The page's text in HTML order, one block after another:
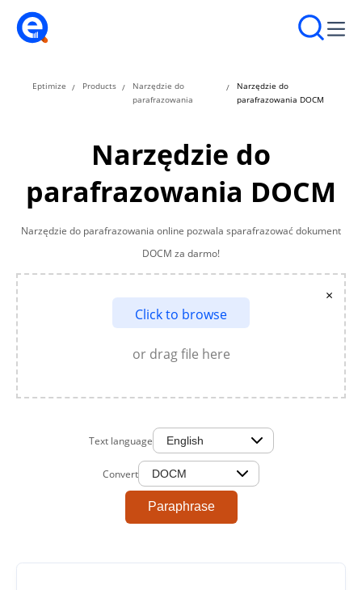
Eptimize Products
Narzędzie do
parafrazowania
Narzędzie do
parafrazowania DOCM
Narzędzie do
parafrazowania DOCM
Narzędzie do parafrazowania online pozwala sparafrazować dokument
DOCM za darmo!
Click to browse
or drag file here
×
Text language
Convert
Paraphrase